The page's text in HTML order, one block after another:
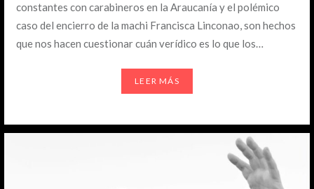
constantes con carabineros en la Araucanía y el polémico
caso del encierro de la machi Francisca Linconao, son hechos
que nos hacen cuestionar cuán verídico es lo que los…
LEER MÁS